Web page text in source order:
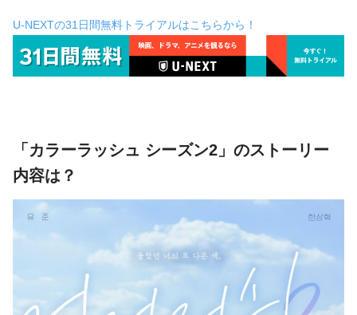
U-NEXTの31日間無料トライアルはこちらから！
「カラーラッシュ シーズン2」のストーリー
内容は？